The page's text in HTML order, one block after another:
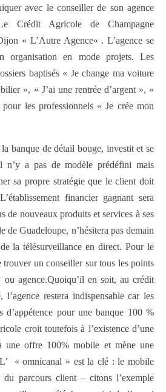
avec le conseiller de son agence
Crédit Agricole de Champagne
« L’Autre Agence« . L’agence se
organisation en mode projets. Les
baptisés « Je change ma voiture
», « J’ai une rentrée d’argent », «
les professionnels « Je crée mon
banque de détail bouge, investit et se
n’y a pas de modèle prédéfini mais
sa propre stratégie que le client doit
financier gagnant sera
de nouveaux produits et services à ses
de Guadeloupe, n’hésitera pas demain
la télésurveillance en direct. Pour le
trouver un conseiller sur tous les points
agence.Quoiqu’il en soit, au crédit
l’agence restera indispensable car les
d’appétence pour une banque 100 %
croit toutefois à l’existence d’une
une offre 100% mobile et mène une
« omnicanal » est la clé : le mobile
du parcours client – citons l’exemple